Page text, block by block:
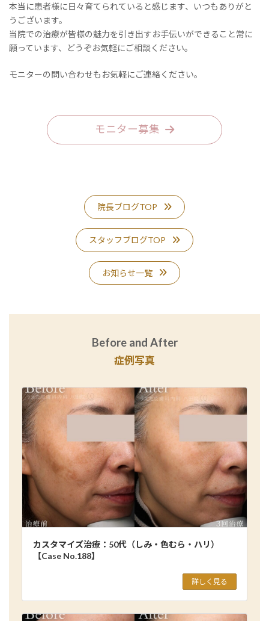
本当に患者様に日々育てられていると感じます、いつもありがと
うございます。
当院での治療が皆様の魅力を引き出すお手伝いができること常に
願っています、どうぞお気軽にご相談ください。
モニターの問い合わせもお気軽にご連絡ください。
モニター募集
院長ブログTOP
スタッフブログTOP
お知らせ一覧
Before and After
症例写真
カスタマイズ治療：50代（しみ・色むら・ハリ）
【Case No.188】
詳しく見る